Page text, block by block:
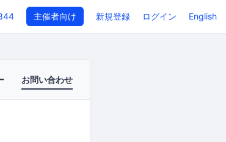
主催者向け 新規登録 ログイン English
お問い合わせ